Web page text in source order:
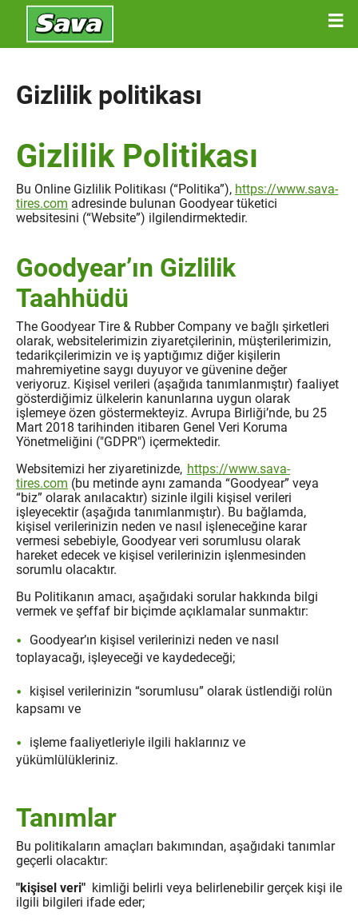
Gizlilik politikası
Gizlilik Politikası
Bu Online Gizlilik Politikası (“Politika”), https://www.sava-
tires.com adresinde bulunan Goodyear tüketici
websitesini (“Website”) ilgilendirmektedir.
Goodyear’ın Gizlilik
Taahhüdü
The Goodyear Tire & Rubber Company ve bağlı şirketleri
olarak, websitelerimizin ziyaretçilerinin, müşterilerimizin,
tedarikçilerimizin ve iş yaptığımız diğer kişilerin
mahremiyetine saygı duyuyor ve güvenine değer
veriyoruz. Kişisel verileri (aşağıda tanımlanmıştır) faaliyet
gösterdiğimiz ülkelerin kanunlarına uygun olarak
işlemeye özen göstermekteyiz. Avrupa Birliği’nde, bu 25
Mart 2018 tarihinden itibaren Genel Veri Koruma
Yönetmeliğini ("GDPR") içermektedir.
Websitemizi her ziyaretinizde, https://www.sava-
tires.com (bu metinde aynı zamanda “Goodyear” veya
“biz” olarak anılacaktır) sizinle ilgili kişisel verileri
işleyecektir (aşağıda tanımlanmıştır). Bu bağlamda,
kişisel verilerinizin neden ve nasıl işleneceğine karar
vermesi sebebiyle, Goodyear veri sorumlusu olarak
hareket edecek ve kişisel verilerinizin işlenmesinden
sorumlu olacaktır.
Bu Politikanın amacı, aşağıdaki sorular hakkında bilgi
vermek ve şeffaf bir biçimde açıklamalar sunmaktır:
Goodyear’ın kişisel verilerinizi neden ve nasıl
toplayacağı, işleyeceği ve kaydedeceği;
kişisel verilerinizin “sorumlusu” olarak üstlendiği rolün
kapsamı ve
işleme faaliyetleriyle ilgili haklarınız ve
yükümlülükleriniz.
Tanımlar
Bu politikaların amaçları bakımından, aşağıdaki tanımlar
geçerli olacaktır:
"kişisel veri" kimliği belirli veya belirlenebilir gerçek kişi ile
ilgili bilgileri ifade eder;